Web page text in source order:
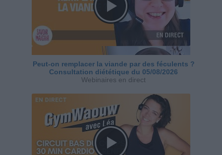
Peut-on remplacer la viande par des féculents ?
Consultation diététique du 05/08/2026
Webinaires en direct